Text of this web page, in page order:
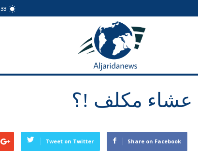
33
عشاء مكلف !؟
Share on Facebook
Tweet on Twitter